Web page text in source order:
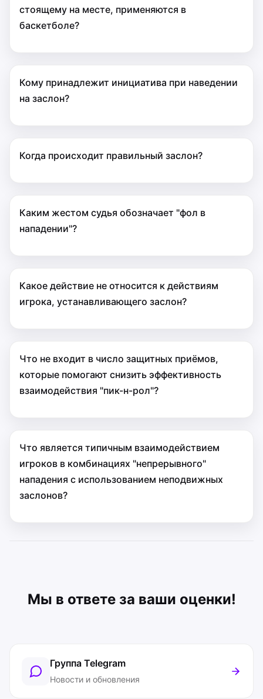
стоящему на месте, применяются в
баскетболе?
Кому принадлежит инициатива при наведении
на заслон?
Когда происходит правильный заслон?
Каким жестом судья обозначает "фол в
нападении"?
Какое действие не относится к действиям
игрока, устанавливающего заслон?
Что не входит в число защитных приёмов,
которые помогают снизить эффективность
взаимодействия "пик-н-рол"?
Что является типичным взаимодействием
игроков в комбинациях "непрерывного"
нападения с использованием неподвижных
заслонов?
Мы в ответе за ваши оценки!
Группа Telegram
Новости и обновления